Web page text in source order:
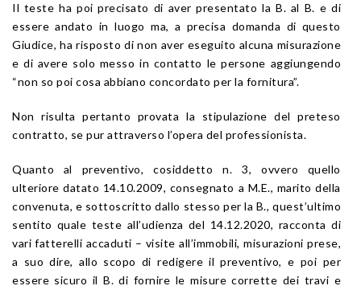
Il teste ha poi precisato di aver presentato la B. al B. e di
essere andato in luogo ma, a precisa domanda di questo
Giudice, ha risposto di non aver eseguito alcuna misurazione
e di avere solo messo in contatto le persone aggiungendo
“non so poi cosa abbiano concordato per la fornitura”.
Non risulta pertanto provata la stipulazione del preteso
contratto, se pur attraverso l’opera del professionista.
Quanto al preventivo, cosiddetto n. 3, ovvero quello
ulteriore datato 14.10.2009, consegnato a M.E., marito della
convenuta, e sottoscritto dallo stesso per la B., quest’ultimo
sentito quale teste all’udienza del 14.12.2020, racconta di
vari fatterelli accaduti – visite all’immobili, misurazioni prese,
a suo dire, allo scopo di redigere il preventivo, e poi per
essere sicuro il B. di fornire le misure corrette dei travi e